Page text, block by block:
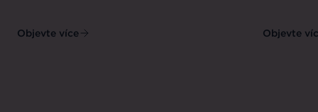
Objevte více Objevte